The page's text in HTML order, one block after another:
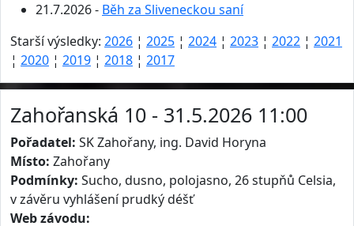
21.7.2026 - Běh za Sliveneckou saní
Starší výsledky: 2026 ¦ 2025 ¦ 2024 ¦ 2023 ¦ 2022 ¦ 2021
¦ 2020 ¦ 2019 ¦ 2018 ¦ 2017
Zahořanská 10 - 31.5.2026 11:00
Pořadatel: SK Zahořany, ing. David Horyna
Místo: Zahořany
Podmínky: Sucho, dusno, polojasno, 26 stupňů Celsia,
v závěru vyhlášení prudký déšť
Web závodu: